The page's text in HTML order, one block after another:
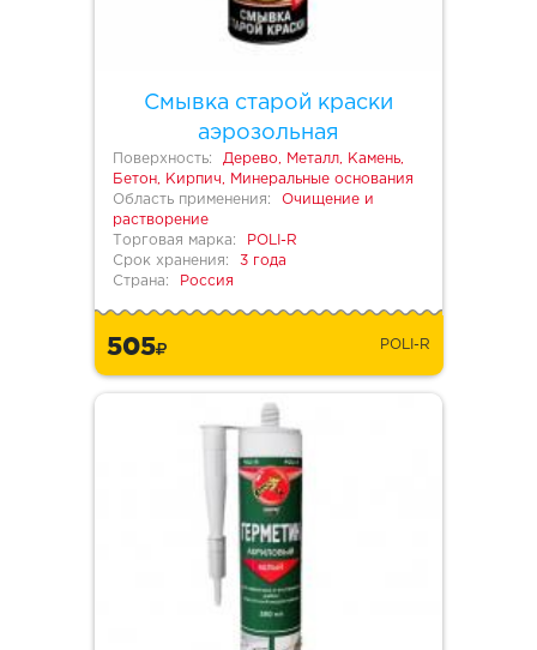
Смывка старой краски
аэрозольная
Поверхность:
Дерево, Металл, Камень,
Бетон, Кирпич, Минеральные основания
Область применения:
Очищение и
растворение
Торговая марка:
POLI-R
Срок хранения:
3 года
Страна:
Россия
505 POLI-R